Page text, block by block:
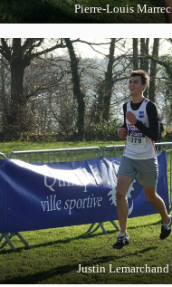
Pierre-Louis Marrec
Justin Lemarchand